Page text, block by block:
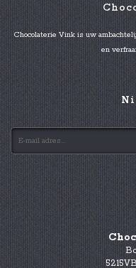
Chocolaterie Vink is uw
en